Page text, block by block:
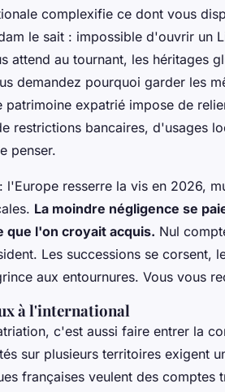
complexifie ce dont vous
le sait : impossible d'ouvrir un
attend au tournant, les héritages
demandez pourquoi garder les
patrimoine expatrié impose de
restrictions bancaires, d'usages
penser.
l'Europe resserre la vis en 2026,
La moindre négligence se
que l'on croyait acquis. Nul
Les successions se corsent,
aux entournures. Vous vous
à l'international
c'est aussi faire entrer la
sur plusieurs territoires exigent
françaises veulent des comptes